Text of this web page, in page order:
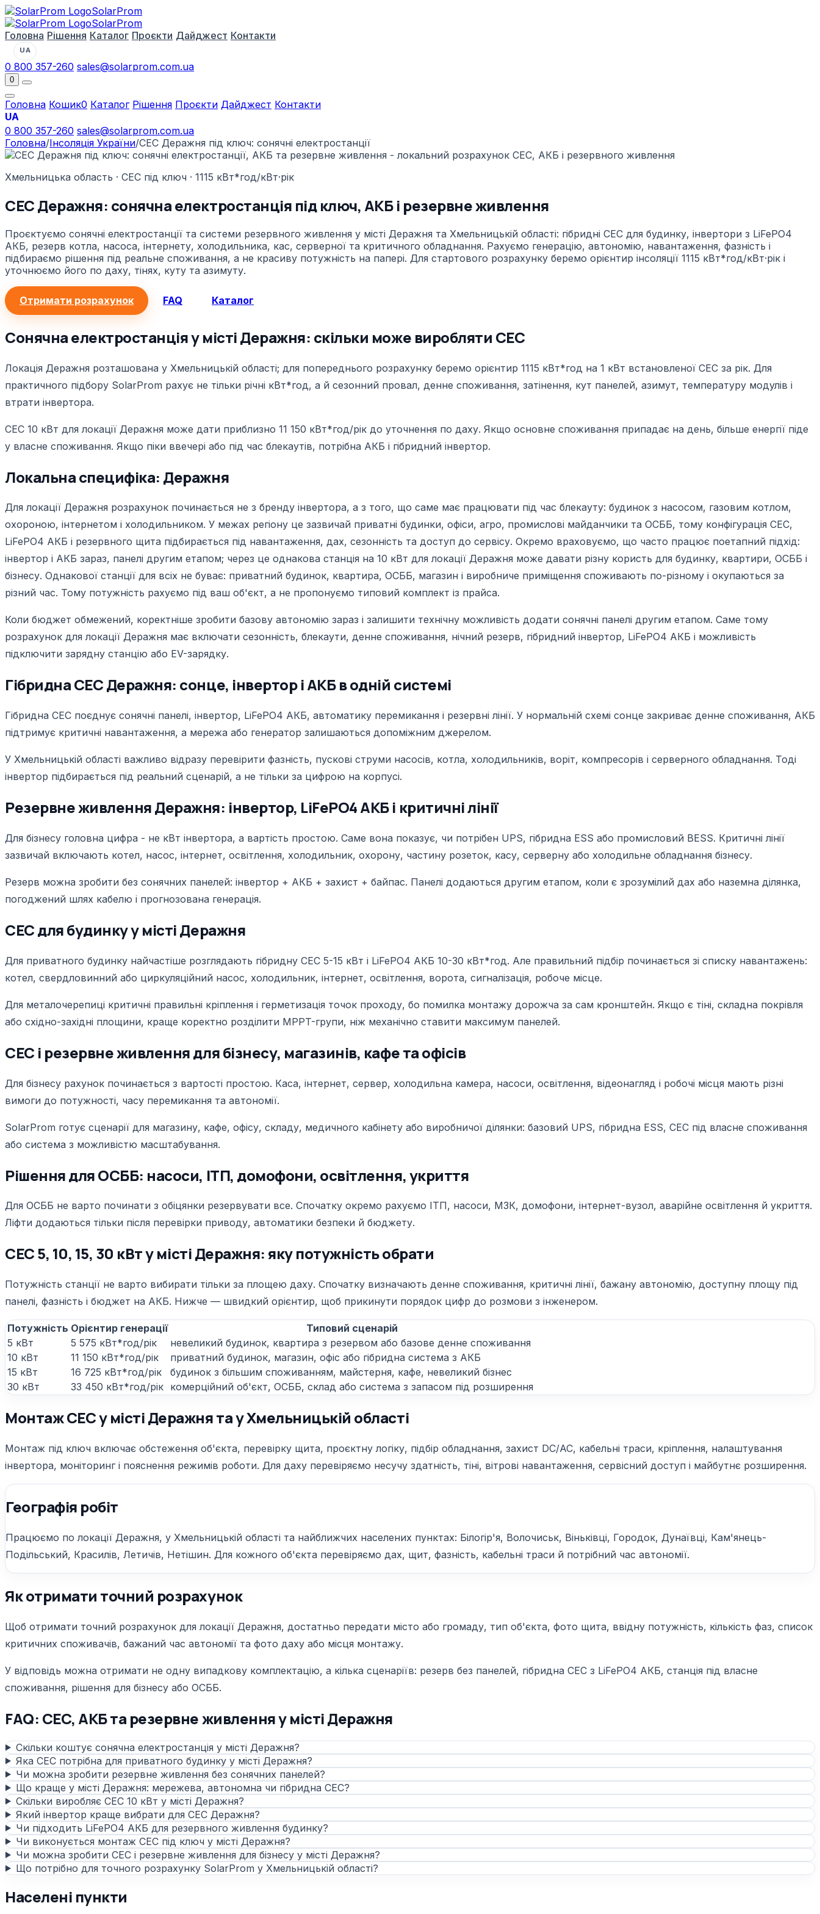
SolarProm
SolarProm
Головна Рішення Каталог Проєкти Дайджест Контакти
UA
0 800 357-260 sales@solarprom.com.ua
0
Головна Кошик0 Каталог Рішення Проєкти Дайджест Контакти
UA
0 800 357-260 sales@solarprom.com.ua
Головна/Інсоляція України/СЕС Деражня під ключ: сонячні електростанції
Хмельницька область · СЕС під ключ · 1115 кВт*год/кВт·рік
СЕС Деражня: сонячна електростанція під ключ, АКБ і резервне живлення
Проєктуємо сонячні електростанції та системи резервного живлення у місті Деражня та Хмельницькій області: гібридні СЕС для будинку, інвертори з LiFePO4
АКБ, резерв котла, насоса, інтернету, холодильника, кас, серверної та критичного обладнання. Рахуємо генерацію, автономію, навантаження, фазність і
підбираємо рішення під реальне споживання, а не красиву потужність на папері. Для стартового розрахунку беремо орієнтир інсоляції 1115 кВт*год/кВт·рік і
уточнюємо його по даху, тінях, куту та азимуту.
Отримати розрахунок FAQ Каталог
Сонячна електростанція у місті Деражня: скільки може виробляти СЕС
Локація Деражня розташована у Хмельницькій області; для попереднього розрахунку беремо орієнтир 1115 кВт*год на 1 кВт встановленої СЕС за рік. Для
практичного підбору SolarProm рахує не тільки річні кВт*год, а й сезонний провал, денне споживання, затінення, кут панелей, азимут, температуру модулів і
втрати інвертора.
СЕС 10 кВт для локації Деражня може дати приблизно 11 150 кВт*год/рік до уточнення по даху. Якщо основне споживання припадає на день, більше енергії піде
у власне споживання. Якщо піки ввечері або під час блекаутів, потрібна АКБ і гібридний інвертор.
Локальна специфіка: Деражня
Для локації Деражня розрахунок починається не з бренду інвертора, а з того, що саме має працювати під час блекауту: будинок з насосом, газовим котлом,
охороною, інтернетом і холодильником. У межах регіону це зазвичай приватні будинки, офіси, агро, промислові майданчики та ОСББ, тому конфігурація СЕС,
LiFePO4 АКБ і резервного щита підбирається під навантаження, дах, сезонність та доступ до сервісу. Окремо враховуємо, що часто працює поетапний підхід:
інвертор і АКБ зараз, панелі другим етапом; через це однакова станція на 10 кВт для локації Деражня може давати різну користь для будинку, квартири, ОСББ і
бізнесу. Однакової станції для всіх не буває: приватний будинок, квартира, ОСББ, магазин і виробниче приміщення споживають по-різному і окупаються за
різний час. Тому потужність рахуємо під ваш об'єкт, а не пропонуємо типовий комплект із прайса.
Коли бюджет обмежений, коректніше зробити базову автономію зараз і залишити технічну можливість додати сонячні панелі другим етапом. Саме тому
розрахунок для локації Деражня має включати сезонність, блекаути, денне споживання, нічний резерв, гібридний інвертор, LiFePO4 АКБ і можливість
підключити зарядну станцію або EV-зарядку.
Гібридна СЕС Деражня: сонце, інвертор і АКБ в одній системі
Гібридна СЕС поєднує сонячні панелі, інвертор, LiFePO4 АКБ, автоматику перемикання і резервні лінії. У нормальній схемі сонце закриває денне споживання, АКБ
підтримує критичні навантаження, а мережа або генератор залишаються допоміжним джерелом.
У Хмельницькій області важливо відразу перевірити фазність, пускові струми насосів, котла, холодильників, воріт, компресорів і серверного обладнання. Тоді
інвертор підбирається під реальний сценарій, а не тільки за цифрою на корпусі.
Резервне живлення Деражня: інвертор, LiFePO4 АКБ і критичні лінії
Для бізнесу головна цифра - не кВт інвертора, а вартість простою. Саме вона показує, чи потрібен UPS, гібридна ESS або промисловий BESS. Критичні лінії
зазвичай включають котел, насос, інтернет, освітлення, холодильник, охорону, частину розеток, касу, серверну або холодильне обладнання бізнесу.
Резерв можна зробити без сонячних панелей: інвертор + АКБ + захист + байпас. Панелі додаються другим етапом, коли є зрозумілий дах або наземна ділянка,
погоджений шлях кабелю і прогнозована генерація.
СЕС для будинку у місті Деражня
Для приватного будинку найчастіше розглядають гібридну СЕС 5-15 кВт і LiFePO4 АКБ 10-30 кВт*год. Але правильний підбір починається зі списку навантажень:
котел, свердловинний або циркуляційний насос, холодильник, інтернет, освітлення, ворота, сигналізація, робоче місце.
Для металочерепиці критичні правильні кріплення і герметизація точок проходу, бо помилка монтажу дорожча за сам кронштейн. Якщо є тіні, складна покрівля
або східно-західні площини, краще коректно розділити MPPT-групи, ніж механічно ставити максимум панелей.
СЕС і резервне живлення для бізнесу, магазинів, кафе та офісів
Для бізнесу рахунок починається з вартості простою. Каса, інтернет, сервер, холодильна камера, насоси, освітлення, відеонагляд і робочі місця мають різні
вимоги до потужності, часу перемикання та автономії.
SolarProm готує сценарії для магазину, кафе, офісу, складу, медичного кабінету або виробничої ділянки: базовий UPS, гібридна ESS, СЕС під власне споживання
або система з можливістю масштабування.
Рішення для ОСББ: насоси, ІТП, домофони, освітлення, укриття
Для ОСББ не варто починати з обіцянки резервувати все. Спочатку окремо рахуємо ІТП, насоси, МЗК, домофони, інтернет-вузол, аварійне освітлення й укриття.
Ліфти додаються тільки після перевірки приводу, автоматики безпеки й бюджету.
СЕС 5, 10, 15, 30 кВт у місті Деражня: яку потужність обрати
Потужність станції не варто вибирати тільки за площею даху. Спочатку визначають денне споживання, критичні лінії, бажану автономію, доступну площу під
панелі, фазність і бюджет на АКБ. Нижче — швидкий орієнтир, щоб прикинути порядок цифр до розмови з інженером.
Потужність Орієнтир генерації
Типовий сценарій
5 кВт
5 575 кВт*год/рік
невеликий будинок, квартира з резервом або базове денне споживання
10 кВт
11 150 кВт*год/рік
приватний будинок, магазин, офіс або гібридна система з АКБ
15 кВт
16 725 кВт*год/рік
будинок з більшим споживанням, майстерня, кафе, невеликий бізнес
30 кВт
33 450 кВт*год/рік комерційний об'єкт, ОСББ, склад або система з запасом під розширення
Монтаж СЕС у місті Деражня та у Хмельницькій області
Монтаж під ключ включає обстеження об'єкта, перевірку щита, проєктну логіку, підбір обладнання, захист DC/AC, кабельні траси, кріплення, налаштування
інвертора, моніторинг і пояснення режимів роботи. Для даху перевіряємо несучу здатність, тіні, вітрові навантаження, сервісний доступ і майбутнє розширення.
Географія робіт
Працюємо по локації Деражня, у Хмельницькій області та найближчих населених пунктах: Білогір'я, Волочиськ, Віньківці, Городок, Дунаївці, Кам'янець-
Подільський, Красилів, Летичів, Нетішин. Для кожного об'єкта перевіряємо дах, щит, фазність, кабельні траси й потрібний час автономії.
Як отримати точний розрахунок
Щоб отримати точний розрахунок для локації Деражня, достатньо передати місто або громаду, тип об'єкта, фото щита, ввідну потужність, кількість фаз, список
критичних споживачів, бажаний час автономії та фото даху або місця монтажу.
У відповідь можна отримати не одну випадкову комплектацію, а кілька сценаріїв: резерв без панелей, гібридна СЕС з LiFePO4 АКБ, станція під власне
споживання, рішення для бізнесу або ОСББ.
FAQ: СЕС, АКБ та резервне живлення у місті Деражня
Скільки коштує сонячна електростанція у місті Деражня?
Яка СЕС потрібна для приватного будинку у місті Деражня?
Чи можна зробити резервне живлення без сонячних панелей?
Що краще у місті Деражня: мережева, автономна чи гібридна СЕС?
Скільки виробляє СЕС 10 кВт у місті Деражня?
Який інвертор краще вибрати для СЕС Деражня?
Чи підходить LiFePO4 АКБ для резервного живлення будинку?
Чи виконується монтаж СЕС під ключ у місті Деражня?
Чи можна зробити СЕС і резервне живлення для бізнесу у місті Деражня?
Що потрібно для точного розрахунку SolarProm у Хмельницькій області?
Населені пункти